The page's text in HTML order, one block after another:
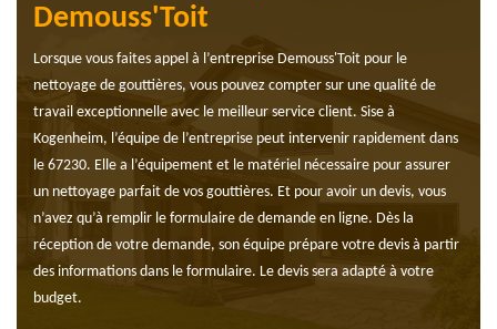
Demouss'Toit
Lorsque vous faites appel à l’entreprise Demouss'Toit pour le
nettoyage de gouttières, vous pouvez compter sur une qualité de
travail exceptionnelle avec le meilleur service client. Sise à
Kogenheim, l’équipe de l’entreprise peut intervenir rapidement dans
le 67230. Elle a l’équipement et le matériel nécessaire pour assurer
un nettoyage parfait de vos gouttières. Et pour avoir un devis, vous
n’avez qu’à remplir le formulaire de demande en ligne. Dès la
réception de votre demande, son équipe prépare votre devis à partir
des informations dans le formulaire. Le devis sera adapté à votre
budget.